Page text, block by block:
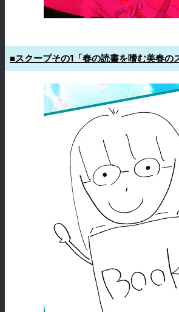
■スクープその1「春の読書を嗜む美春の